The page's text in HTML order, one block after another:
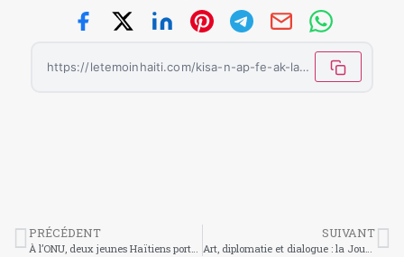
https://letemoinhaiti.com/kisa-n-ap-fe-ak-lavi-nou-yon-kesyon-sou-sans-ak-responsablite/
PRÉCÉDENT SUIVANT